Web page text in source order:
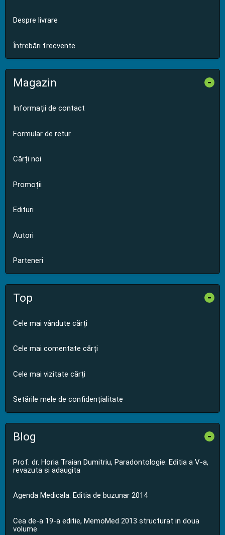
Despre livrare
Întrebări frecvente
Magazin -
Informații de contact
Formular de retur
Cărți noi
Promoții
Edituri
Autori
Parteneri
Top -
Cele mai vândute cărți
Cele mai comentate cărți
Cele mai vizitate cărți
Setările mele de confidențialitate
Blog -
Prof. dr. Horia Traian Dumitriu, Paradontologie. Editia a V-a,
revazuta si adaugita
Agenda Medicala. Editia de buzunar 2014
Cea de-a 19-a editie, MemoMed 2013 structurat in doua
volume